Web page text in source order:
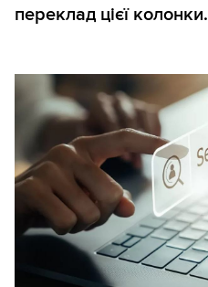
переклад цієї колонки.